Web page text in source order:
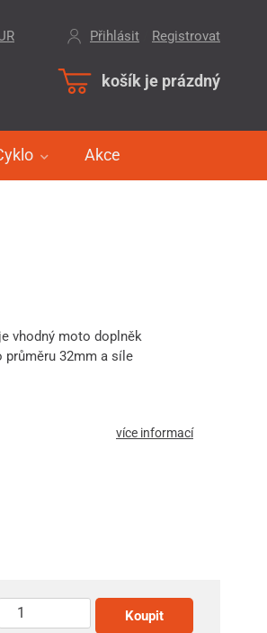
košík je prázdný
Akce
Přihlásit Registrovat
vhodný moto doplněk
průměru 32mm a síle
více informací
Koupit